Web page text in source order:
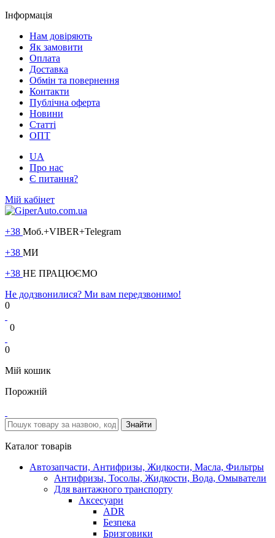
Інформація
Нам довіряють
Як замовити
Оплата
Доставка
Обмін та повернення
Контакти
Публічна оферта
Новини
Статті
ОПТ
UA
Про нас
Є питання?
Мій кабінет
+38 Моб.+VIBER+Telegram
+38 МИ
+38 НЕ ПРАЦЮЄМО
Не додзвонилися? Ми вам передзвонимо!
0
0
0
Мій кошик
Порожній
Каталог товарів
Автозапчасти, Антифризы, Жидкости, Масла, Фильтры
Антифризы, Тосолы, Жидкости, Вода, Омыватели
Для вантажного транспорту
Аксесуари
ADR
Безпека
Бризговики